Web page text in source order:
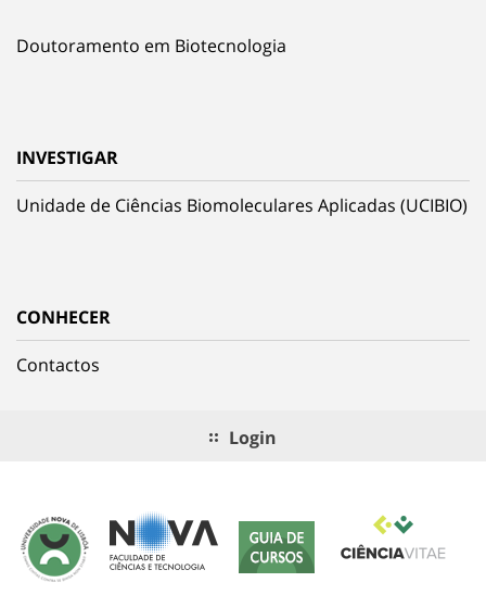
Doutoramento em Biotecnologia
INVESTIGAR
Unidade de Ciências Biomoleculares Aplicadas (UCIBIO)
CONHECER
Contactos
Login